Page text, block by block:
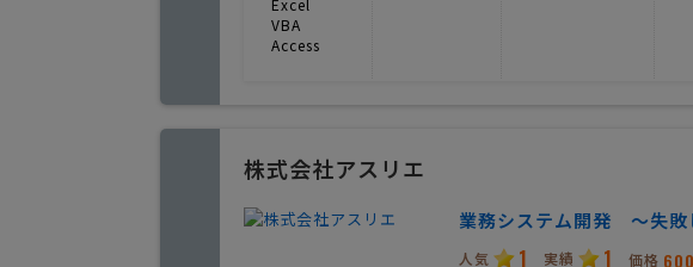
Excel
VBA
Access
株式会社アスリエ
業務システム開発 〜失敗
人気 1 実績 1 価格